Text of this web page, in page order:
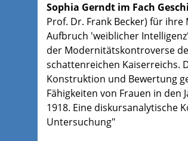
Sophia Gerndt im Fach
Prof. Dr. Frank Becker) für ihre
Aufbruch 'weiblicher
der Modernitätskontroverse
schattenreichen Kaiserreichs.
Konstruktion und Bewertung
Fähigkeiten von Frauen in den
1918. Eine diskursanalytische
Untersuchung"